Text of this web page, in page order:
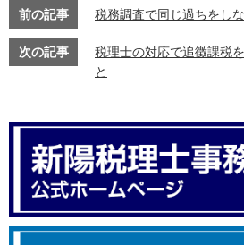
前の記事 税務調査で同じ過ちをし
次の記事
税理士の対応で追徴課税
と